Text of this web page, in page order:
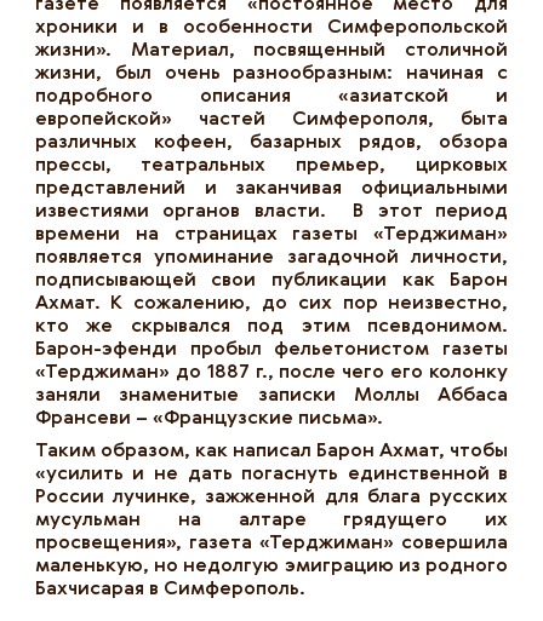
газете появляется «постоянное место для
хроники и в особенности Симферопольской
жизни». Материал, посвященный столичной
жизни, был очень разнообразным: начиная с
подробного описания «азиатской и
европейской» частей Симферополя, быта
различных кофеен, базарных рядов, обзора
прессы, театральных премьер, цирковых
представлений и заканчивая официальными
известиями органов власти. В этот период
времени на страницах газеты «Терджиман»
появляется упоминание загадочной личности,
подписывающей свои публикации как Барон
Ахмат. К сожалению, до сих пор неизвестно,
кто же скрывался под этим псевдонимом.
Барон-эфенди пробыл фельетонистом газеты
«Терджиман» до 1887 г., после чего его колонку
заняли знаменитые записки Моллы Аббаса
Франсеви – «Французские письма».
Таким образом, как написал Барон Ахмат, чтобы
«усилить и не дать погаснуть единственной в
России лучинке, зажженной для блага русских
мусульман на алтаре грядущего их
просвещения», газета «Терджиман» совершила
маленькую, но недолгую эмиграцию из родного
Бахчисарая в Симферополь.